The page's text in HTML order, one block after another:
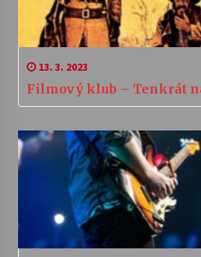
13. 3. 2023
Filmový klub – Tenkrát